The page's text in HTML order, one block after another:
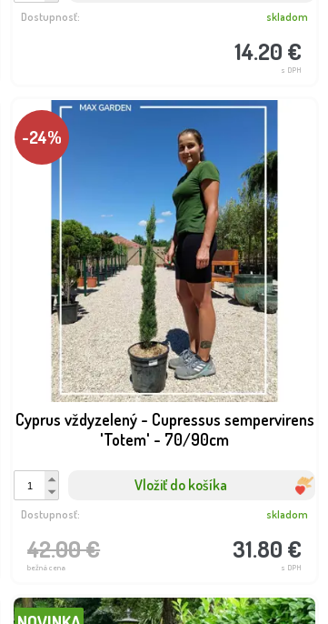
14.20 €
s DPH
Dostupnosť: skladom
Cyprus vždyzelený - Cupressus sempervirens
'Totem' - 70/90cm
-24%
Vložiť do košíka
42.00 €
bežná cena
31.80 €
s DPH
Dostupnosť: skladom